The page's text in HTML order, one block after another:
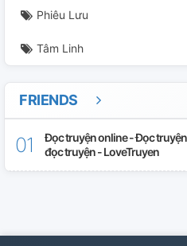
Phiêu Lưu
Tâm Linh
FRIENDS
Đọc truyện online - Đọc
đọc truyện - LoveTruyen